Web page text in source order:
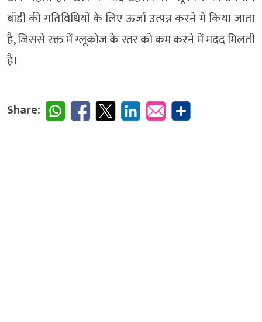
बॉडी की गतिविधियों के लिए ऊर्जा उत्पन्न करने में किया जाता
है, जिससे रक्त में ग्लूकोज के स्तर को कम करने में मदद मिलती
है।
Share: